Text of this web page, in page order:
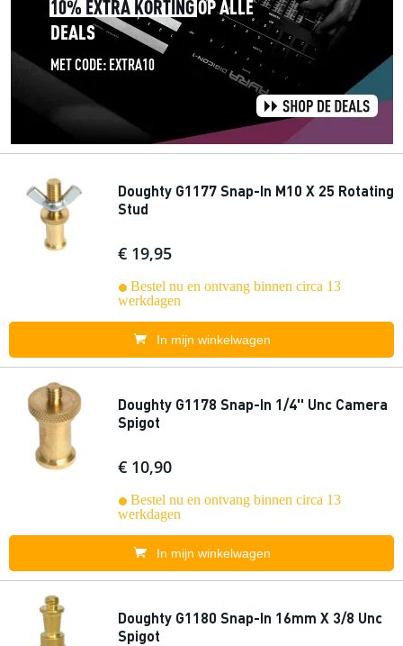
Doughty G1177 Snap-In M10 X 25 Rotating
Stud
€ 19,95
Bestel nu en ontvang binnen circa 13
werkdagen
In mijn winkelwagen
Doughty G1178 Snap-In 1/4'' Unc Camera
Spigot
€ 10,90
Bestel nu en ontvang binnen circa 13
werkdagen
In mijn winkelwagen
Doughty G1180 Snap-In 16mm X 3/8 Unc
Spigot